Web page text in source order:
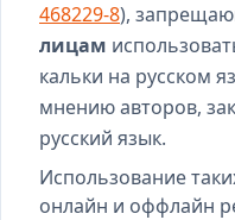
468229-8),
лицам
кальки на русском
мнению авторов,
русский язык.
Использование
онлайн и оффлайн